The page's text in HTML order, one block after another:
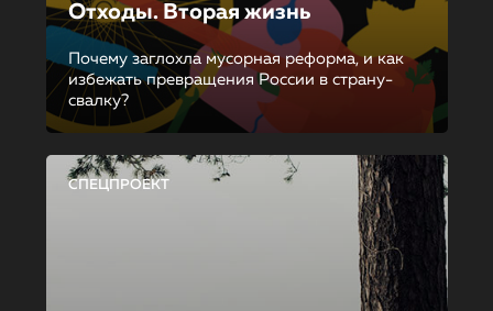
Отходы. Вторая жизнь
Почему заглохла мусорная реформа, и как
избежать превращения России в страну-
свалку?
СПЕЦПРОЕКТ